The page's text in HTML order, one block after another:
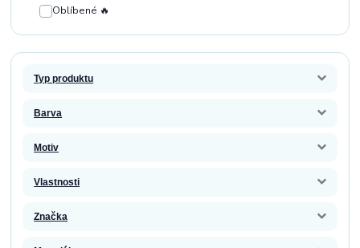
Oblíbené 🔥
Typ produktu
Barva
Motiv
Vlastnosti
Značka